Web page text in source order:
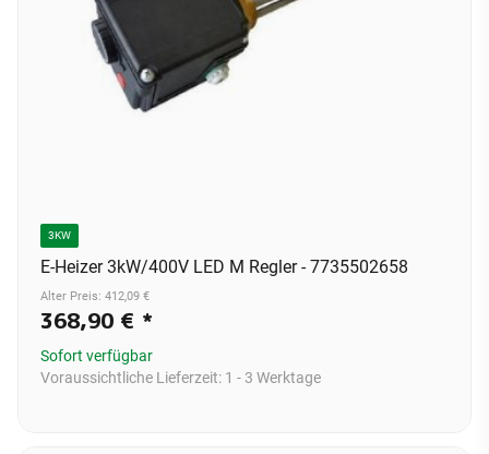
3KW
E-Heizer 3kW/400V LED M Regler - 7735502658
Alter Preis: 412,09 €
368,90 € *
Sofort verfügbar
Voraussichtliche Lieferzeit: 1 - 3 Werktage